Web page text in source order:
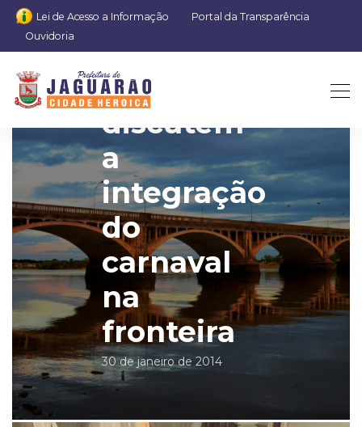
Lei de Acesso a Informação
Portal da Transparência
Ouvidoria
Autoridades
discutem
a
integração
do
carnaval
na
fronteira
30 de janeiro de 2014